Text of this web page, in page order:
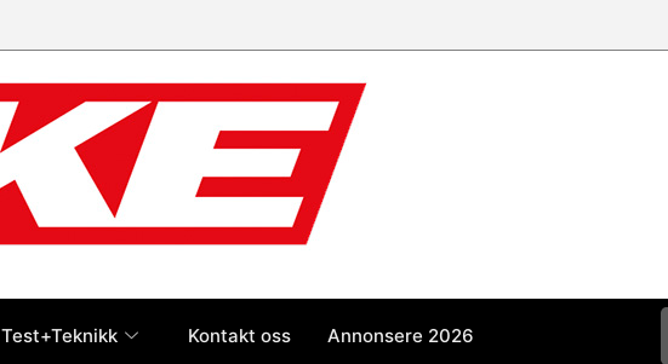
Test+Teknikk Kontakt oss Annonsere 2026